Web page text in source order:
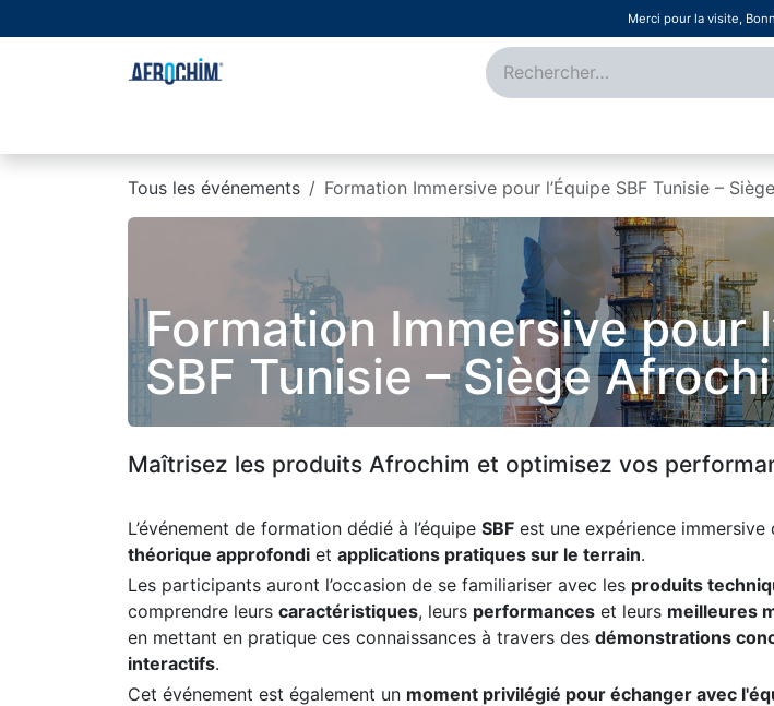
Merci pour la visite,
Tous les événements Formation Immersive pour l’Équipe SBF Tunisie –
Formation Immersive pour
SBF Tunisie – Siège
Maîtrisez les produits Afrochim et optimisez vos
L’événement de formation dédié à l’équipe SBF est une expérience immersive
théorique approfondi et applications pratiques sur le terrain.
Les participants auront l’occasion de se familiariser avec les produits
comprendre leurs caractéristiques, leurs performances et leurs meilleures
en mettant en pratique ces connaissances à travers des démonstrations
interactifs.
Cet événement est également un moment privilégié pour échanger avec